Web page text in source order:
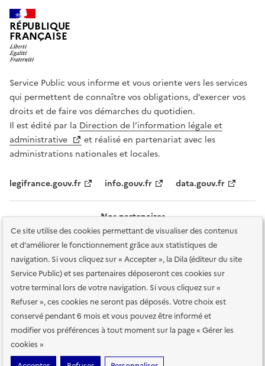
Ce site utilise des cookies permettant de visualiser des contenus
et d'améliorer le fonctionnement grâce aux statistiques de
navigation. Si vous cliquez sur « Accepter », la Dila (éditeur du site
Service Public) et ses partenaires déposeront ces cookies sur
votre terminal lors de votre navigation. Si vous cliquez sur «
Refuser », ces cookies ne seront pas déposés. Votre choix est
conservé pendant 6 mois et vous pouvez être informé et
modifier vos préférences à tout moment sur la page « Gérer les
cookies »
RÉPUBLIQUE
FRANÇAISE
Service Public vous informe et vous oriente vers les services
qui permettent de connaître vos obligations, d’exercer vos
droits et de faire vos démarches du quotidien.
Il est édité par la Direction de l’information légale et
administrative
et réalisé en partenariat avec les
administrations nationales et locales.
legifrance.gouv.fr info.gouv.fr data.gouv.fr
Nos partenaires
Plan du site Accessibilité : totalement conforme
Accessibilité des
services en ligne Mentions légales Données personnelles et sécurité
Conditions générales d'utilisation Gestion des cookies
Sauf mention contraire, tous les contenus de ce site sont sous